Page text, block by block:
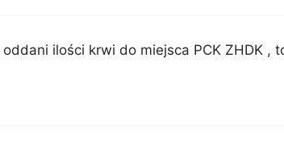
ilości krwi do miejsca PCK ZHDK